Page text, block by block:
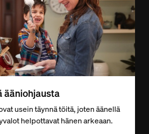
ääniohjausta
usein täynnä töitä, joten äänellä
helpottavat hänen arkeaan.